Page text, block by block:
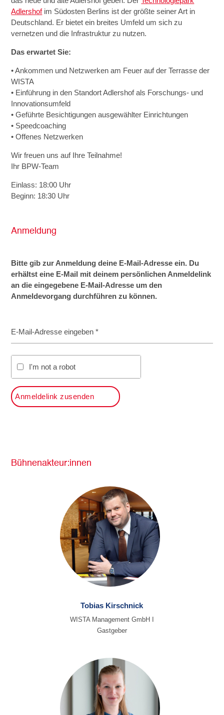
Adlershofim Südosten Berlins ist der größte seiner Art in
Deutschland. Er bietet ein breites Umfeld um sich zu
vernetzen und die Infrastruktur zu nutzen.
Das erwartet Sie:
• Ankommen und Netzwerken am Feuer auf der Terrasse der
WISTA
• Einführung in den Standort Adlershof als Forschungs- und
Innovationsumfeld
• Geführte Besichtigungen ausgewählter Einrichtungen
• Speedcoaching
• Offenes Netzwerken
Wir freuen uns auf Ihre Teilnahme!
Ihr BPW-Team
Einlass: 18:00 Uhr
Beginn: 18:30 Uhr
Anmeldung
Bitte gib zur Anmeldung deine E-Mail-Adresse ein. Du
erhältst eine E-Mail mit deinem persönlichen Anmeldelink
an die eingegebene E-Mail-Adresse um den
Anmeldevorgang durchführen zu können.
E-Mail-Adresse eingeben *
I'm not a robot
Anmeldelink zusenden
Bühnenakteur:innen
Tobias Kirschnick
WISTA Management GmbH I
Gastgeber